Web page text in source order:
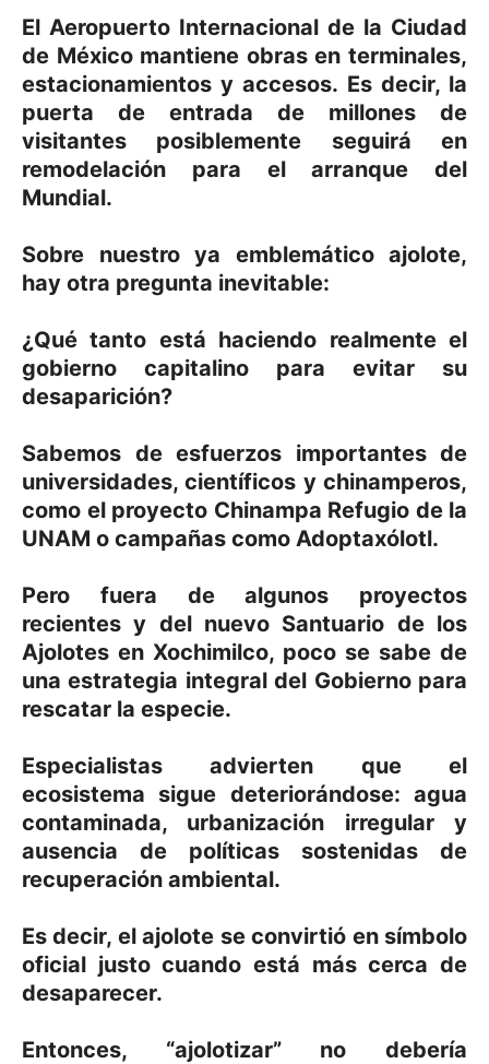
El Aeropuerto Internacional de la Ciudad
de México mantiene obras en terminales,
estacionamientos y accesos. Es decir, la
puerta de entrada de millones de
visitantes posiblemente seguirá en
remodelación para el arranque del
Mundial.
Sobre nuestro ya emblemático ajolote,
hay otra pregunta inevitable:
¿Qué tanto está haciendo realmente el
gobierno capitalino para evitar su
desaparición?
Sabemos de esfuerzos importantes de
universidades, científicos y chinamperos,
como el proyecto Chinampa Refugio de la
UNAM o campañas como Adoptaxólotl.
Pero fuera de algunos proyectos
recientes y del nuevo Santuario de los
Ajolotes en Xochimilco, poco se sabe de
una estrategia integral del Gobierno para
rescatar la especie.
Especialistas advierten que el
ecosistema sigue deteriorándose: agua
contaminada, urbanización irregular y
ausencia de políticas sostenidas de
recuperación ambiental.
Es decir, el ajolote se convirtió en símbolo
oficial justo cuando está más cerca de
desaparecer.
Entonces, “ajolotizar” no debería